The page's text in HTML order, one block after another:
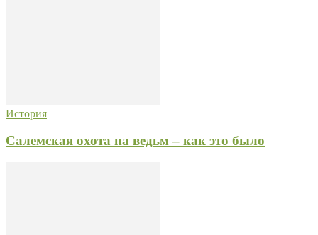
История
Салемская охота на ведьм – как это было